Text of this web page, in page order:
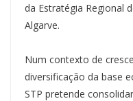
da Estratégia Regional
Algarve.
Num contexto de
diversificação da base
STP pretende